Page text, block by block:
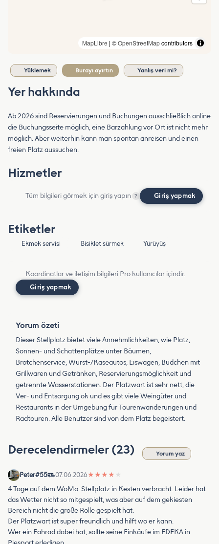
MapLibre | ©OpenStreetMapcontributors
Yüklemek Burayı ayırtın Yanlış veri mi?
Yer hakkında
Ab 2026 sind Reservierungen und Buchungen ausschließlich online
die Buchungsseite möglich, eine Barzahlung vor Ort ist nicht mehr
möglich. Aber weiterhin kann man spontan anreisen und einen
freien Platz aussuchen.
Hizmetler
Tüm bilgileri görmek için giriş yapın ? Giriş yapmak
Etiketler
Ekmek servisi Bisiklet sürmek Yürüyüş
Koordinatlar ve iletişim bilgileri Pro kullanıcılar içindir.
Giriş yapmak
Yorum özeti
Dieser Stellplatz bietet viele Annehmlichkeiten, wie Platz,
Sonnen- und Schattenplätze unter Bäumen,
Brötchenservice, Wurst-/Käseautos, Eiswagen, Büdchen mit
Grillwaren und Getränken, Reservierungsmöglichkeit und
getrennte Wasserstationen. Der Platzwart ist sehr nett, die
Ver- und Entsorgung ok und es gibt viele Weingüter und
Restaurants in der Umgebung für Tourenwanderungen und
Radtouren. Alle Benutzer sind von dem Platz begeistert.
Derecelendirmeler (23) Yorum yaz
Peter#55 07.06.2026★ ★ ★ ★ ★
4 Tage auf dem WoMo-Stellplatz in Kesten verbracht. Leider hat
das Wetter nicht so mitgespielt, was aber auf dem gekiesten
Bereich nicht die große Rolle gespielt hat.
Der Platzwart ist super freundlich und hilft wo er kann.
Wer ein Fahrad dabei hat, sollte seine Einkäufe im EDEKA in